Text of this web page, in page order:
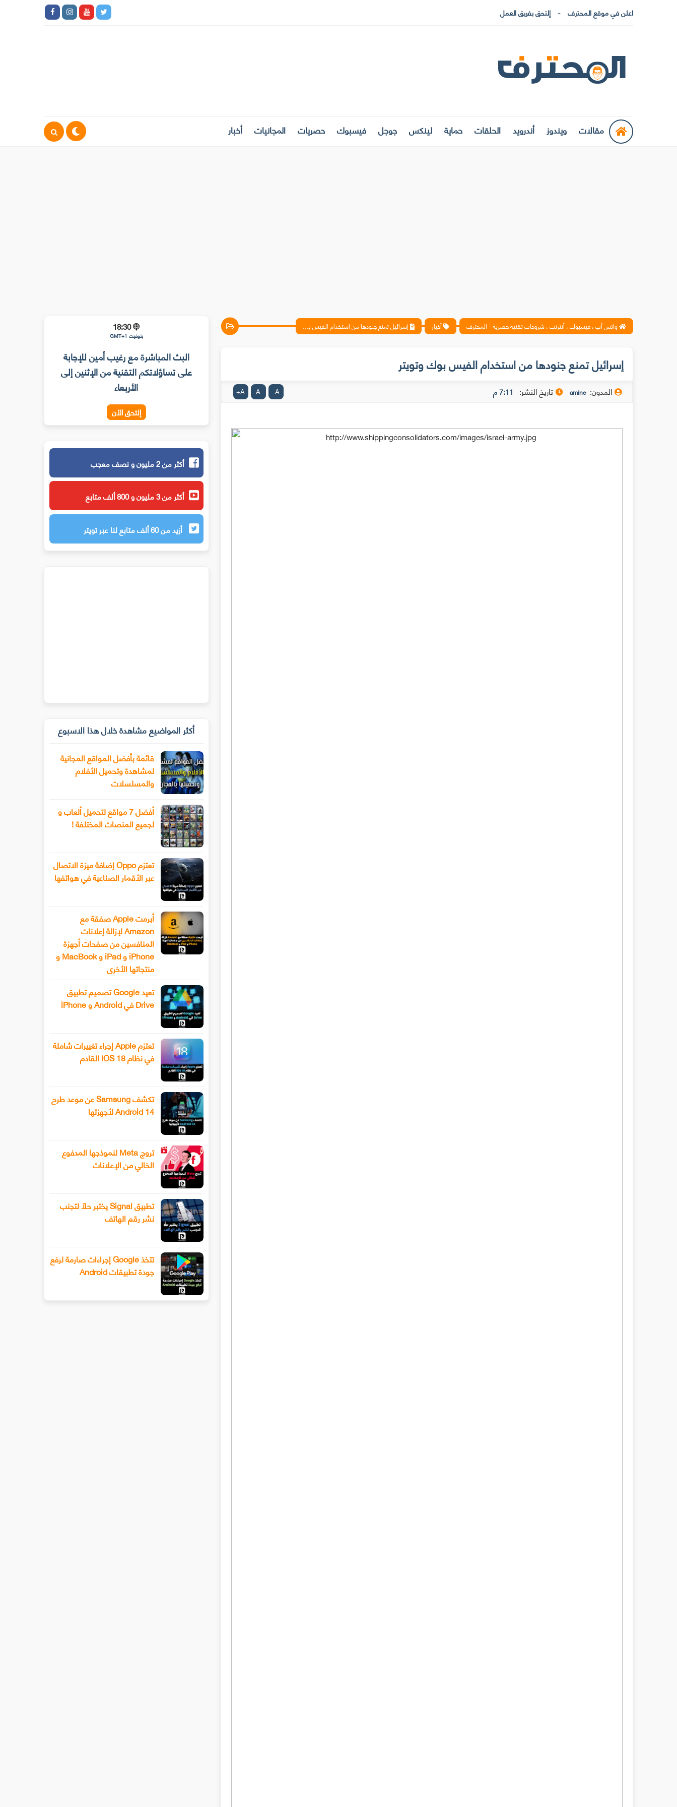
اعلن في موقع المحترف إلتحق بفريق العمل
مقالات ويندوز أندرويد الحلقات حماية لينكس جوجل فيسبوك حصريات المجانيات أخبار
واتس آب ، فيسبوك ، أنترنت ، شروحات تقنية حصرية - المحترف أخبار إسرائيل تمنع جنودها من استخدام الفيس بوك وتويتر
إسرائيل تمنع جنودها من استخدام الفيس بوك وتويتر
المدون: amine تاريخ النشر: 7:11 م A
-
A
A
+
18:30
بتوقيت GMT+1
البث المباشرة مع رغيب أمين للإجابة
على تساؤلاتكم التقنية من الإثنين إلى
الأربعاء
إلتحق الأن
أكثر من 2 مليون و نصف معجب
أكثر من 3 مليون و 800 ألف متابع
أزيد من 60 ألف متابع لنا عبر تويتر
أكثر المواضيع مشاهدة خلال هذا الاسبوع
قائمة بأفضل المواقع المجانية
لمشاهدة وتحميل الأفلام
والمسلسلات
أفضل 7 مواقع لتحميل ألعاب و
لجميع المنصات المختلفة !
تعتزم Oppo إضافة ميزة الاتصال
عبر الأقمار الصناعية في هواتفها
أبرمت Apple صفقة مع
Amazon لإزالة إعلانات
المنافسين من صفحات أجهزة
iPhone و iPad و MacBook و
منتجاتها الأخرى
تعيد Google تصميم تطبيق
Drive في Android و iPhone
تعتزم Apple إجراء تغييرات شاملة
في نظام IOS 18 القادم
تكشف Samsung عن موعد طرح
Android 14 لأجهزتها
تروج Meta لنموذجها المدفوع
الخالي من الإعلانات
تطبيق Signal يختبر حلًا لتجنب
نشر رقم الهاتف
تتخذ Google إجراءات صارمة لرفع
جودة تطبيقات Android